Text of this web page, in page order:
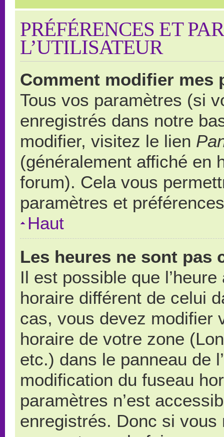
PRÉFÉRENCES ET
L’UTILISATEUR
Comment modifier mes
Tous vos paramètres (si
enregistrés dans notre
modifier, visitez le lien
(généralement affiché en
forum). Cela vous
paramètres et
Haut
Les heures ne sont pas
Il est possible que
horaire différent de celui
cas, vous devez modifier
horaire de votre zone
etc.) dans le panneau de
modification du fuseau
paramètres n’est
enregistrés. Donc si vous